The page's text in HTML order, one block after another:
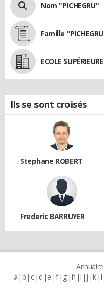
Nom "PICHEGRU"
Famille
ECOLE
Ils se sont croisés
Stephane ROBERT
Frederic BARRUYER
a b c d e f g h i j k l